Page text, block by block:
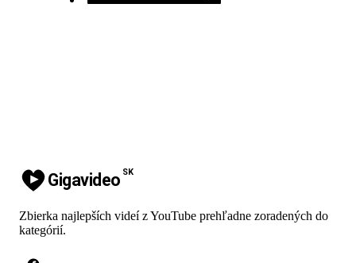
Gigavideo SK
Zbierka najlepších videí z YouTube prehľadne zoradených do
kategórií.